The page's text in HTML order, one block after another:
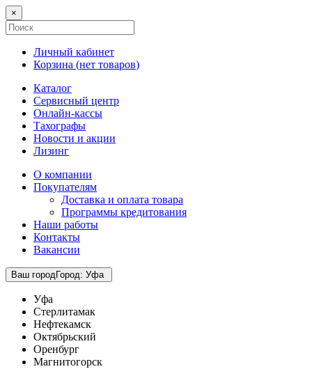
×
Личный кабинет
Корзина (нет товаров)
Каталог
Сервисный центр
Онлайн-кассы
Тахографы
Новости и акции
Лизинг
О компании
Покупателям
Доставка и оплата товара
Программы кредитования
Наши работы
Контакты
Вакансии
Ваш городГород: Уфа
Уфа
Стерлитамак
Нефтекамск
Октябрьский
Оренбург
Магнитогорск